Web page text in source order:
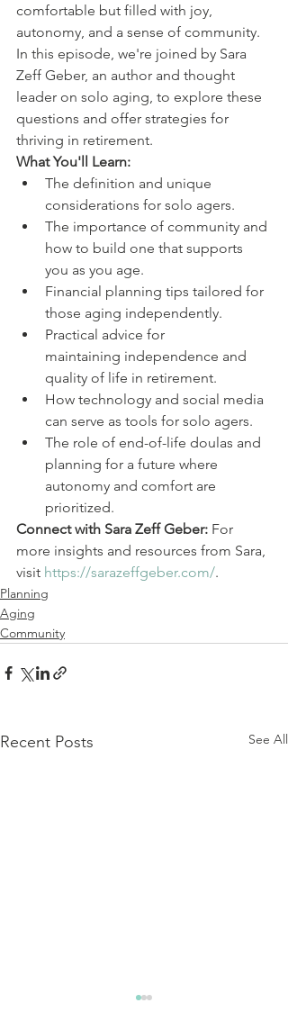
comfortable but filled with joy,
autonomy, and a sense of community.
In this episode, we're joined by Sara
Zeff Geber, an author and thought
leader on solo aging, to explore these
questions and offer strategies for
thriving in retirement.
What You'll Learn:
The definition and unique
considerations for solo agers.
The importance of community and
how to build one that supports
you as you age.
Financial planning tips tailored for
those aging independently.
Practical advice for
maintaining independence and
quality of life in retirement.
How technology and social media
can serve as tools for solo agers.
The role of end-of-life doulas and
planning for a future where
autonomy and comfort are
prioritized.
Connect with Sara Zeff Geber: For
more insights and resources from Sara,
visit https://sarazeffgeber.com/.
Planning
Aging
Community
Recent Posts See All